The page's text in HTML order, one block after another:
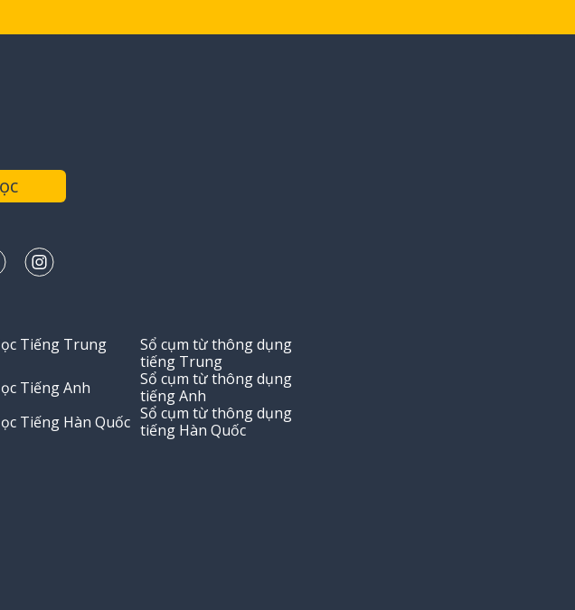
Tiếng Trung
Sổ cụm từ thông dụng
tiếng Trung
Tiếng Anh
Sổ cụm từ thông dụng
tiếng Anh
Tiếng Hàn Quốc Sổ cụm từ thông dụng
tiếng Hàn Quốc